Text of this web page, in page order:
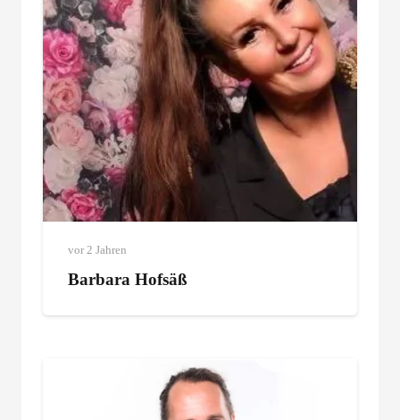
vor 2 Jahren
Barbara Hofsäß